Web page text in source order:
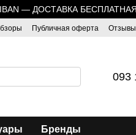
IBAN — ДОСТАВКА
Публичная оферта Отзывы
093
Бренды